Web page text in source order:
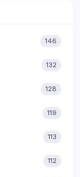
146
132
128
119
113
112